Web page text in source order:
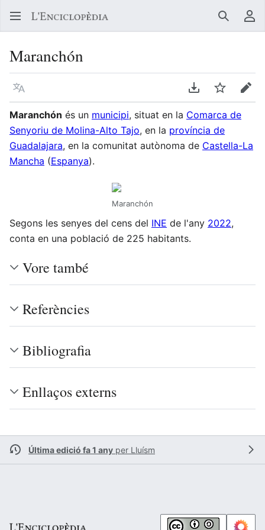
Buscar
Maranchón
Llegir en un atre idioma Descarregar en
Vigilar
Maranchón és un municipi, situat en la Comarca de
Senyoriu de Molina-Alto Tajo, en la província de
Guadalajara, en la comunitat autònoma de Castella-La
Mancha (Espanya).
Maranchón
Segons les senyes del cens del INE de l'any 2022,
conta en una població de 225 habitants.
Vore també
Referències
Bibliografia
Enllaços externs
Última edició fa 1 any per Lluísm